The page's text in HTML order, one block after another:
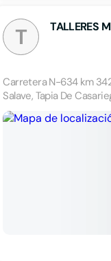
T TALLERES
Carretera N-634 km
Salave, Tapia De